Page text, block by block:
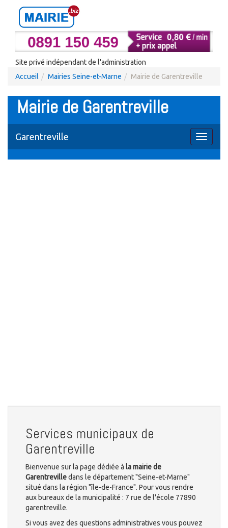
Site privé indépendant de l'administration
Accueil
Mairies Seine-et-Marne Mairie de Garentreville
Mairie de Garentreville
Toggle
Garentreville
Services municipaux de
Garentreville
Bienvenue sur la page dédiée à la mairie de
Garentrevilledans le département "Seine-et-Marne"
situé dans la région "île-de-France". Pour vous rendre
aux bureaux de la municipalité : 7 rue de l'école 77890
garentreville.
Si vous avez des questions administratives vous pouvez